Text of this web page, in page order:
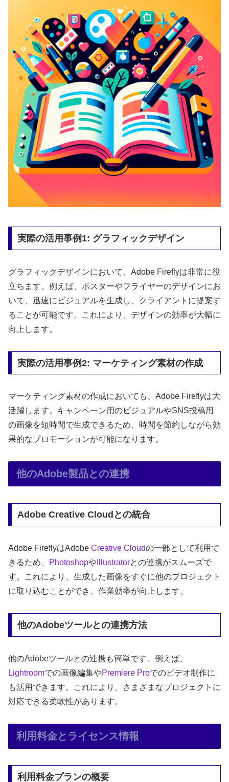
実際の活用事例1: グラフィックデザイン
グラフィックデザインにおいて、Adobe Fireflyは非常に役
立ちます。例えば、ポスターやフライヤーのデザインにお
いて、迅速にビジュアルを生成し、クライアントに提案す
ることが可能です。これにより、デザインの効率が大幅に
向上します。
実際の活用事例2: マーケティング素材の作成
マーケティング素材の作成においても、Adobe Fireflyは大
活躍します。キャンペーン用のビジュアルやSNS投稿用
の画像を短時間で生成できるため、時間を節約しながら効
果的なプロモーションが可能になります。
他のAdobe製品との連携
Adobe Creative Cloudとの統合
Adobe FireflyはAdobe Creative Cloudの一部として利用で
きるため、
Photoshopや Illustratorとの連携がスムーズで
す。これにより、生成した画像をすぐに他のプロジェクト
に取り込むことができ、作業効率が向上します。
他のAdobeツールとの連携方法
他のAdobeツールとの連携も簡単です。例えば、
Lightroomでの画像編集やPremiere Proでのビデオ制作に
も活用できます。これにより、さまざまなプロジェクトに
対応できる柔軟性があります。
利用料金とライセンス情報
利用料金プランの概要